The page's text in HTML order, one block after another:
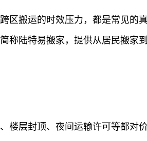
区搬运的时效压力，都是常见的
陆特易搬家，提供从居民搬家
楼层封顶、夜间运输许可等都对